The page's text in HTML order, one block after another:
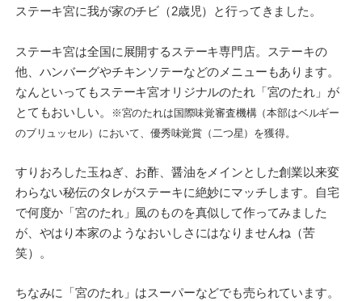
ステーキ宮に我が家のチビ（2歳児）と行ってきました。
ステーキ宮は全国に展開するステーキ専門店。ステーキの
他、ハンバーグやチキンソテーなどのメニューもあります。
なんといってもステーキ宮オリジナルのたれ「宮のたれ」が
とてもおいしい。
※宮のたれは国際味覚審査機構（本部はベルギー
のブリュッセル）において、優秀味覚賞（二つ星）を獲得。
すりおろした玉ねぎ、お酢、醤油をメインとした創業以来変
わらない秘伝のタレがステーキに絶妙にマッチします。自宅
で何度か「宮のたれ」風のものを真似して作ってみました
が、やはり本家のようなおいしさにはなりませんね（苦
笑）。
ちなみに「宮のたれ」はスーパーなどでも売られています。